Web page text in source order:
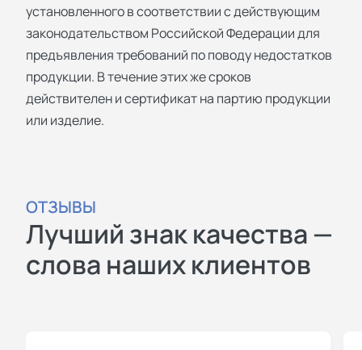
установленного в соответствии с действующим
законодательством Российской Федерации для
предъявления требований по поводу недостатков
продукции. В течение этих же сроков
действителен и сертификат на партию продукции
или изделие.
ОТЗЫВЫ
Лучший знак качества —
слова наших клиентов